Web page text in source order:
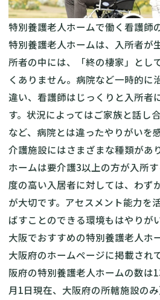
特別養護老人ホームで働く看護師
特別養護老人ホームは、入所者が
所者の中には、「終の棲家」とし
くありません。病院など一時的に
違い、看護師はじっくりと入所者
す。状況によってはご家族と話し
など、病院とは違ったやりがいを
介護施設にはさまざまな種類があ
ホームは要介護3以上の方が入所
度の高い入居者に対しては、わず
が大切です。アセスメント能力を
ばすことのできる環境もはやりが
大阪でおすすめの特別養護老人ホ
大阪府のホームページに掲載され
阪府の特別養護老人ホームの数は
月1日現在、大阪府の所轄施設の